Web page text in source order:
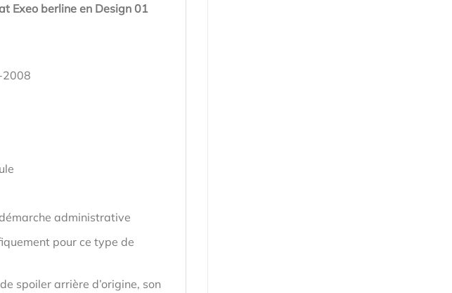
Exeo berline en Design 01
2008
administrative
pour ce type de
spoiler arrière d’origine, son